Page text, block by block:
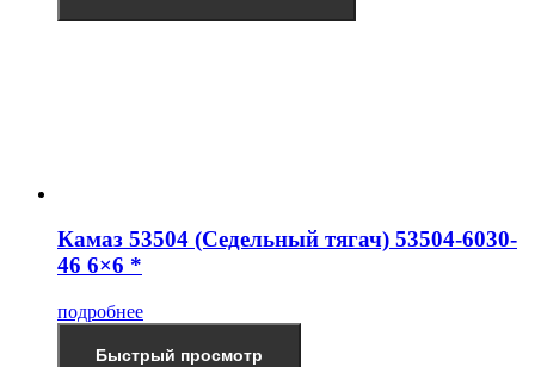
Камаз 53504 (Седельный тягач) 53504-6030-
46 6×6 *
подробнее
Быстрый просмотр